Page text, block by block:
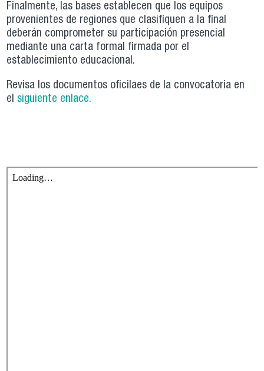
Finalmente, las bases establecen que los equipos
provenientes de regiones que clasifiquen a la final
deberán comprometer su participación presencial
mediante una carta formal firmada por el
establecimiento educacional.
Revisa los documentos oficilaes de la convocatoria en
elsiguiente enlace.